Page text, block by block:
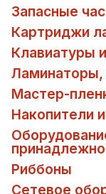
Запасные
Картриджи
Клавиатуры
Ламинаторы,
Мастер-
Накопители
Риббоны
Сетевое